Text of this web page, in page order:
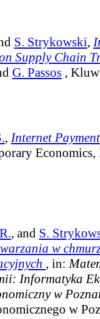
S. Strykowski,
Supply Chain
G. Passos ,
, Internet
, and S.
w
, in:
Informatyka
w
w